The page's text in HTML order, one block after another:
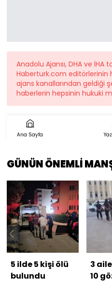
Anadolu Ajansı, DHA ve
Haberturk.com
ajans kanallarından geldiği
haberlerin hepsinin hukuki
Ana Sayfa
GÜNÜN ÖNEMLİ
5 ilde 5 kişi ölü
bulundu
3
10